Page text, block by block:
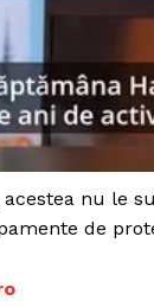
nu le
de